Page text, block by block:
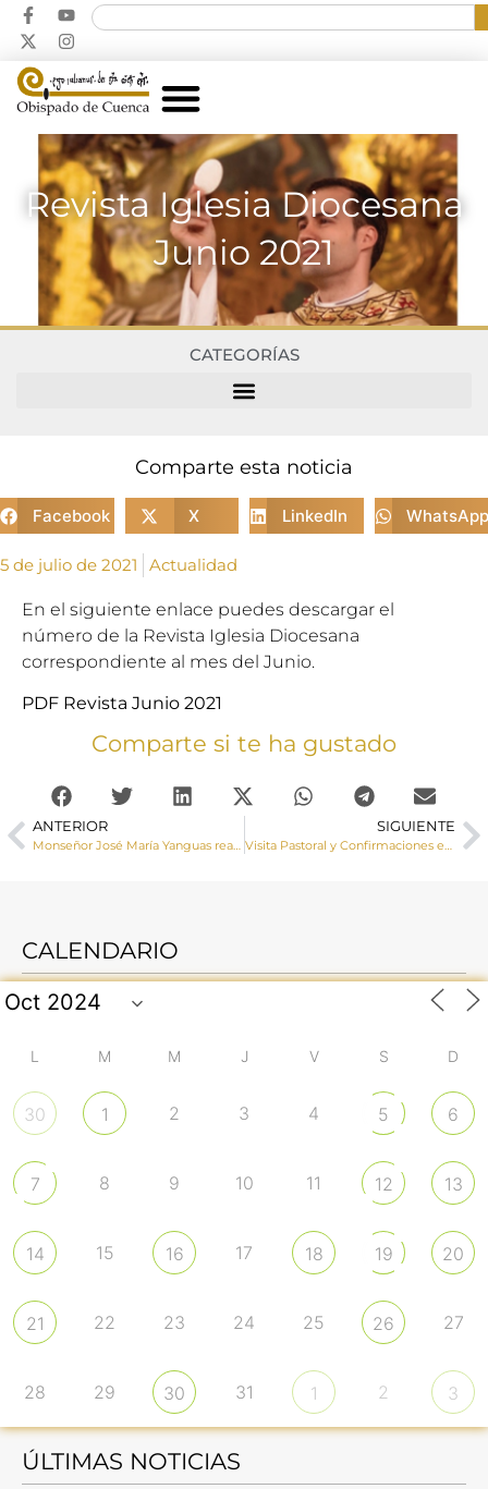
Revista Iglesia Diocesana
Junio 2021
CATEGORÍAS
Comparte esta noticia
Facebook X LinkedIn WhatsApp
5 de julio de 2021 Actualidad
En el siguiente enlace puedes descargar el
número de la Revista Iglesia Diocesana
correspondiente al mes del Junio.
PDF Revista Junio 2021
Comparte si te ha gustado
ANTERIOR
Monseñor José María Yanguas realiza una Visita Pastoral a Garaballa
SIGUIENTE
Visita Pastoral y Confirmaciones en la parroquia de Mira
CALENDARIO
L M M J V S D
30 1 2 3 4 5 6
7 8 9 10 11 12 13
14 15 16 17 18 19 20
21 22 23 24 25 26 27
28 29 30 31 1 2 3
ÚLTIMAS NOTICIAS